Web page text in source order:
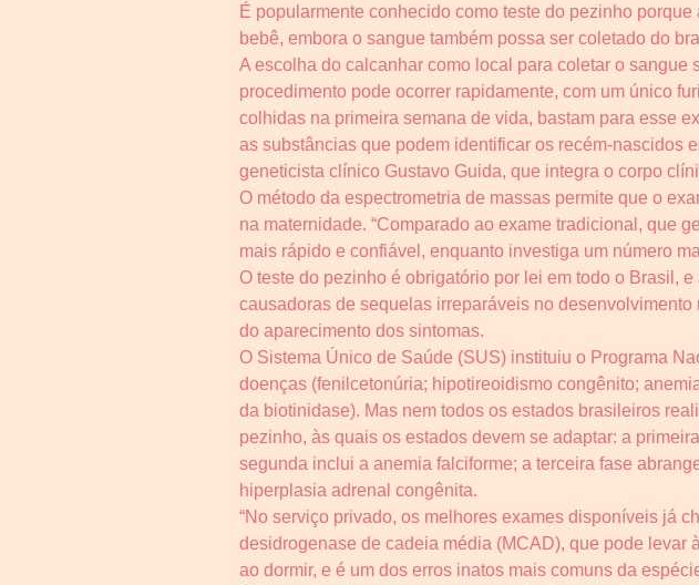
É popularmente conhecido como teste do pezinho
bebê, embora o sangue também possa ser coletado do
A escolha do calcanhar como local para coletar o
procedimento pode ocorrer rapidamente, com um único
colhidas na primeira semana de vida, bastam para esse
as substâncias que podem identificar os recém-nascidos
geneticista clínico Gustavo Guida, que integra o corpo
O método da espectrometria de massas permite que o
na maternidade. “Comparado ao exame tradicional, que
mais rápido e confiável, enquanto investiga um número
O teste do pezinho é obrigatório por lei em todo o Brasil,
causadoras de sequelas irreparáveis no
do aparecimento dos sintomas.
O Sistema Único de Saúde (SUS) instituiu o Programa
doenças (fenilcetonúria; hipotireoidismo congênito;
da biotinidase). Mas nem todos os estados brasileiros
pezinho, às quais os estados devem se adaptar: a
segunda inclui a anemia falciforme; a terceira fase
hiperplasia adrenal congênita.
“No serviço privado, os melhores exames disponíveis já
desidrogenase de cadeia média (MCAD), que pode levar
ao dormir, e é um dos erros inatos mais comuns da